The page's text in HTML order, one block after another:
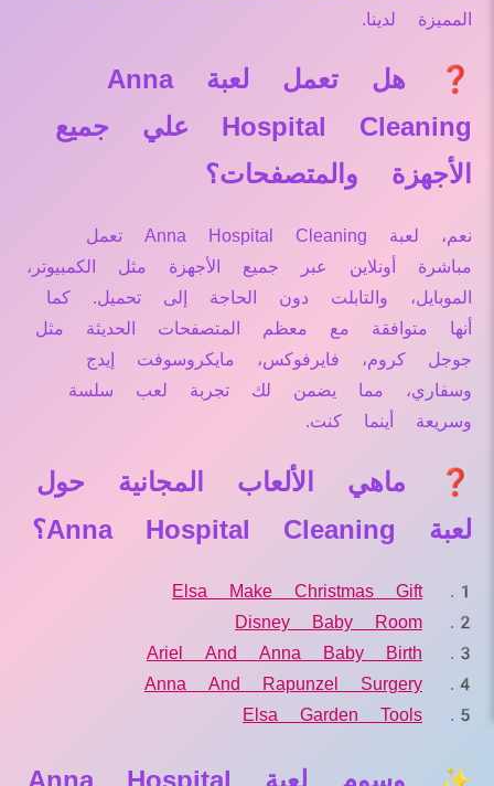
المميزة لدينا.
❓ هل تعمل لعبة Anna
Hospital Cleaning علي جميع
الأجهزة والمتصفحات؟
نعم، لعبة Anna Hospital Cleaning تعمل
مباشرة أونلاين عبر جميع الأجهزة مثل الكمبيوتر،
الموبايل، والتابلت دون الحاجة إلى تحميل. كما
أنها متوافقة مع معظم المتصفحات الحديثة مثل
جوجل كروم، فايرفوكس، مايكروسوفت إيدج
وسفاري، مما يضمن لك تجربة لعب سلسة
وسريعة أينما كنت.
❓ ماهي الألعاب المجانية حول
لعبة Anna Hospital Cleaning؟
Elsa Make Christmas Gift
Disney Baby Room
Ariel And Anna Baby Birth
Anna And Rapunzel Surgery
Elsa Garden Tools